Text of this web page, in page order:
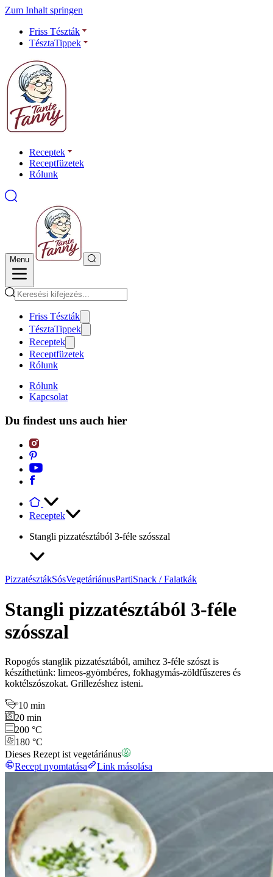
Zum Inhalt springen
Friss Tészták
TésztaTippek
Receptek
Receptfüzetek
Rólunk
Menu
Friss Tészták
TésztaTippek
Receptek
Receptfüzetek
Rólunk
Rólunk
Kapcsolat
Du findest uns auch hier
Receptek
Stangli pizzatésztából 3-féle szósszal
PizzatésztákSósVegetáriánusPartiSnack / Falatkák
Stangli pizzatésztából 3-féle
szósszal
Ropogós stanglik pizzatésztából, amihez 3-féle szószt is
készíthetünk: limeos-gyömbéres, fokhagymás-zöldfűszeres és
koktélszószokat. Grillezéshez isteni.
10 min
20 min
200 °C
180 °C
Dieses Rezept ist vegetáriánus
Recept nyomtatása
Link másolása